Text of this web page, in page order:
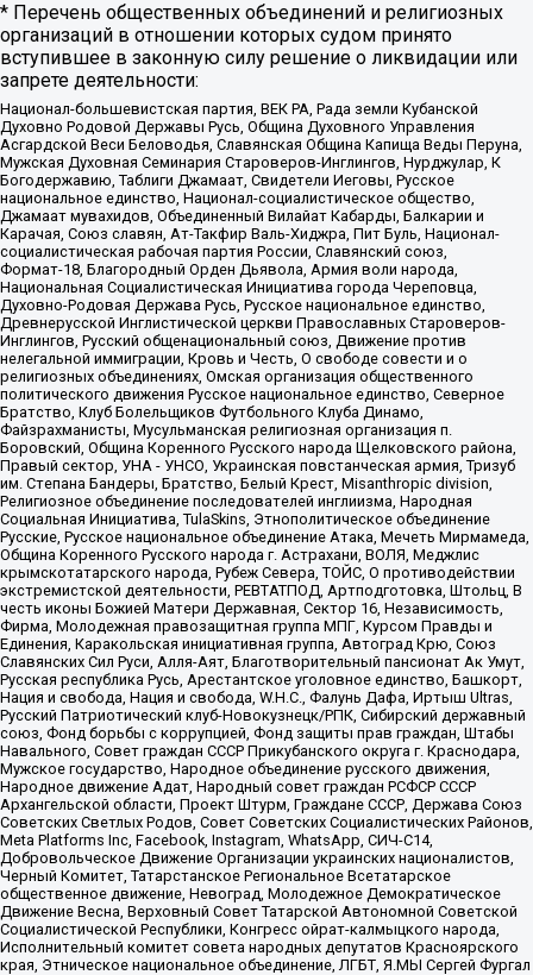
* Перечень общественных объединений и религиозных
организаций в отношении которых судом принято
вступившее в законную силу решение о ликвидации или
запрете деятельности:
Национал-большевистская партия, ВЕК РА, Рада земли Кубанской
Духовно Родовой Державы Русь, Община Духовного Управления
Асгардской Веси Беловодья, Славянская Община Капища Веды Перуна,
Мужская Духовная Семинария Староверов-Инглингов, Нурджулар, К
Богодержавию, Таблиги Джамаат, Свидетели Иеговы, Русское
национальное единство, Национал-социалистическое общество,
Джамаат мувахидов, Объединенный Вилайат Кабарды, Балкарии и
Карачая, Союз славян, Ат-Такфир Валь-Хиджра, Пит Буль, Национал-
социалистическая рабочая партия России, Славянский союз,
Формат-18, Благородный Орден Дьявола, Армия воли народа,
Национальная Социалистическая Инициатива города Череповца,
Духовно-Родовая Держава Русь, Русское национальное единство,
Древнерусской Инглистической церкви Православных Староверов-
Инглингов, Русский общенациональный союз, Движение против
нелегальной иммиграции, Кровь и Честь, О свободе совести и о
религиозных объединениях, Омская организация общественного
политического движения Русское национальное единство, Северное
Братство, Клуб Болельщиков Футбольного Клуба Динамо,
Файзрахманисты, Мусульманская религиозная организация п.
Боровский, Община Коренного Русского народа Щелковского района,
Правый сектор, УНА - УНСО, Украинская повстанческая армия, Тризуб
им. Степана Бандеры, Братство, Белый Крест, Misanthropic division,
Религиозное объединение последователей инглиизма, Народная
Социальная Инициатива, TulaSkins, Этнополитическое объединение
Русские, Русское национальное объединение Атака, Мечеть Мирмамеда,
Община Коренного Русского народа г. Астрахани, ВОЛЯ, Меджлис
крымскотатарского народа, Рубеж Севера, ТОЙС, О противодействии
экстремистской деятельности, РЕВТАТПОД, Артподготовка, Штольц, В
честь иконы Божией Матери Державная, Сектор 16, Независимость,
Фирма, Молодежная правозащитная группа МПГ, Курсом Правды и
Единения, Каракольская инициативная группа, Автоград Крю, Союз
Славянских Сил Руси, Алля-Аят, Благотворительный пансионат Ак Умут,
Русская республика Русь, Арестантское уголовное единство, Башкорт,
Нация и свобода, Нация и свобода, W.H.С., Фалунь Дафа, Иртыш Ultras,
Русский Патриотический клуб-Новокузнецк/РПК, Сибирский державный
союз, Фонд борьбы с коррупцией, Фонд защиты прав граждан, Штабы
Навального, Совет граждан СССР Прикубанского округа г. Краснодара,
Мужское государство, Народное объединение русского движения,
Народное движение Адат, Народный совет граждан РСФСР СССР
Архангельской области, Проект Штурм, Граждане СССР, Держава Союз
Советских Светлых Родов, Совет Советских Социалистических Районов,
Meta Platforms Inc, Facebook, Instagram, WhatsApp, СИЧ-С14,
Добровольческое Движение Организации украинских националистов,
Черный Комитет, Татарстанское Региональное Всетатарское
общественное движение, Невоград, Молодежное Демократическое
Движение Весна, Верховный Совет Татарской Автономной Советской
Социалистической Республики, Конгресс ойрат-калмыцкого народа,
Исполнительный комитет совета народных депутатов Красноярского
края, Этническое национальное объединение, ЛГБТ, Я.МЫ Сергей Фургал